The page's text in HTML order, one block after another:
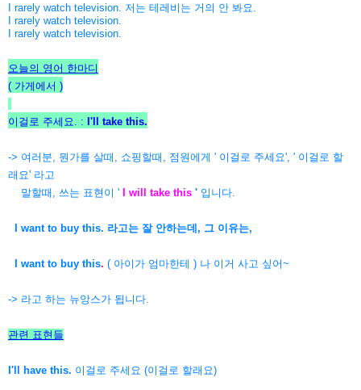
I rarely watch television. 저는 테레비는 거의 안 봐요.
I rarely watch television.
I rarely watch television.
오늘의 영어 한마디
( 가게에서 )
이걸로 주세요. : I'll take this.
-> 여러분, 뭔가를 살때, 쇼핑할때, 점원에게 ' 이걸로 주세요', ' 이걸로 할
래요' 라고
말할때, 쓰는 표현이 ' I will take this ' 입니다.
I want to buy this. 라고는 잘 안하는데, 그 이유는,
I want to buy this. ( 아이가 엄마한테 ) 나 이거 사고 싶어~
-> 라고 하는 뉴앙스가 됩니다.
관련 표현들
I'll have this. 이걸로 주세요 (이걸로 할래요)